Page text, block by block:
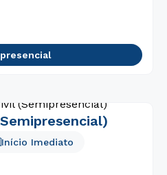
Início Imediato